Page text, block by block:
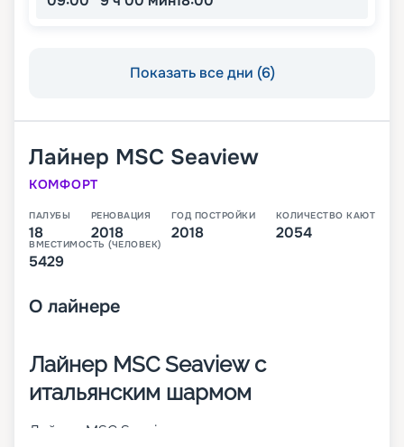
Показать все дни (6)
Лайнер MSC Seaview
КОМФОРТ
ПАЛУБЫ
18
РЕНОВАЦИЯ
2018
ГОД ПОСТРОЙКИ
2018
КОЛИЧЕСТВО КАЮТ
2054
ВМЕСТИМОСТЬ (ЧЕЛОВЕК)
5429
О лайнере
Лайнер MSC Seaview с
итальянским шармом
Лайнер MSC Seaview – это второе судно класса